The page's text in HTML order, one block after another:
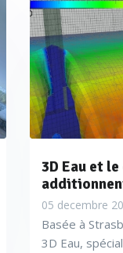
de
sur
déversoirs d’orage.
3D Eau et
05 decembre
Basée à
3D Eau,